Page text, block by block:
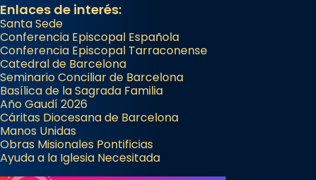
Enlaces de interés:
Santa Sede
Conferencia Episcopal Española
Conferencia Episcopal Tarraconense
Catedral de Barcelona
Seminario Conciliar de Barcelona
Basílica de la Sagrada Familia
Año Gaudí 2026
Cáritas Diocesana de Barcelona
Manos Unidas
Obras Misionales Pontificias
Ayuda a la Iglesia Necesitada